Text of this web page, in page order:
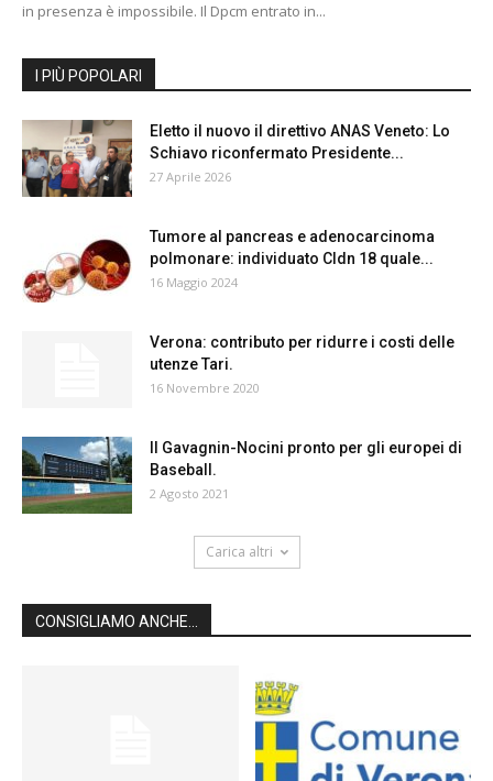
in presenza è impossibile. Il Dpcm entrato in...
I PIÙ POPOLARI
Eletto il nuovo il direttivo ANAS Veneto: Lo
Schiavo riconfermato Presidente...
27 Aprile 2026
Tumore al pancreas e adenocarcinoma
polmonare: individuato Cldn 18 quale...
16 Maggio 2024
Verona: contributo per ridurre i costi delle
utenze Tari.
16 Novembre 2020
Il Gavagnin-Nocini pronto per gli europei di
Baseball.
2 Agosto 2021
Carica altri
CONSIGLIAMO ANCHE...